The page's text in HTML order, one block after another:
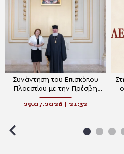
Συνάντηση του Επισκόπου
Πλοεστίου με την Πρέσβη
της Αλβανίας στη Ρουμανία
29.07.2026 | 21:32